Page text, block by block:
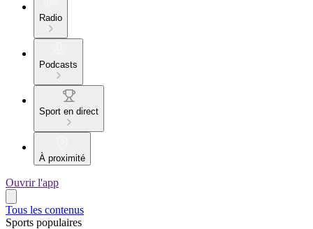
Radio
Podcasts
Sport en direct
À proximité
Ouvrir l'app
Tous les contenus
Sports populaires